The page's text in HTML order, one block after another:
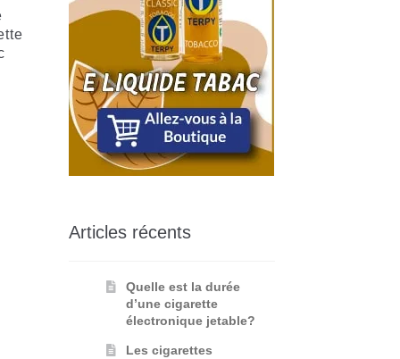
Articles récents
Quelle est la durée
d’une cigarette
électronique jetable?
Les cigarettes